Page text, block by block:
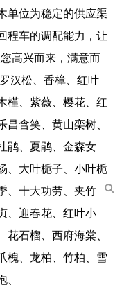
单位为稳定的供应渠
程车的调配能力，让
高兴而来，满意而
汉松、香樟、红叶
槿、紫薇、樱花、红
昌含笑、黄山栾树、
鹃、夏鹃、金森女
、大叶栀子、小叶栀
、十大功劳、夹竹
、迎春花、红叶小
石榴、西府海棠、
槐、龙柏、竹柏、雪
、